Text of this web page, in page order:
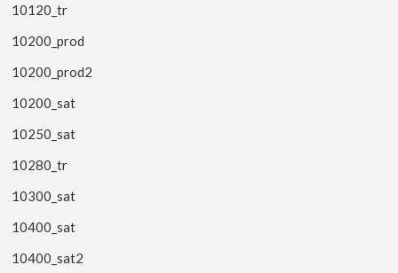
10120_tr
10200_prod
10200_prod2
10200_sat
10250_sat
10280_tr
10300_sat
10400_sat
10400_sat2